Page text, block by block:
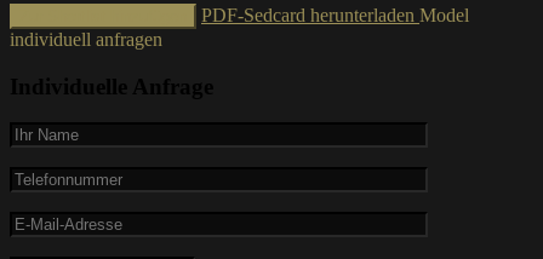
PDF-Sedcard herunterladen Model
individuell anfragen
Individuelle Anfrage